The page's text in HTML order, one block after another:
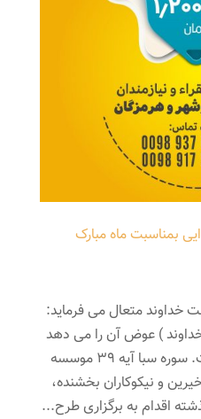
۲۰۰۰ سبد غذایی بمناسبت ماه مبارک
خداوند متعال می فرماید:
) عوض آن را می دهد
و او بهترین روزی دهنده است. سوره سبا آیه 39 موسسه
و نیکوکاران بخشنده،
اقدام به برگزاری طرح...